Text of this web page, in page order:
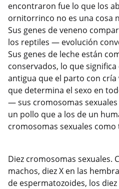
encontraron fue lo que los
ornitorrinco no es una cosa
Sus genes de veneno
los reptiles — evolución
Sus genes de leche están
conservados, lo que
antigua que el parto con cría
que determina el sexo en
— sus cromosomas
un pollo que a los de un
cromosomas sexuales
Diez cromosomas sexuales.
machos, diez X en las
de espermatozoides, los